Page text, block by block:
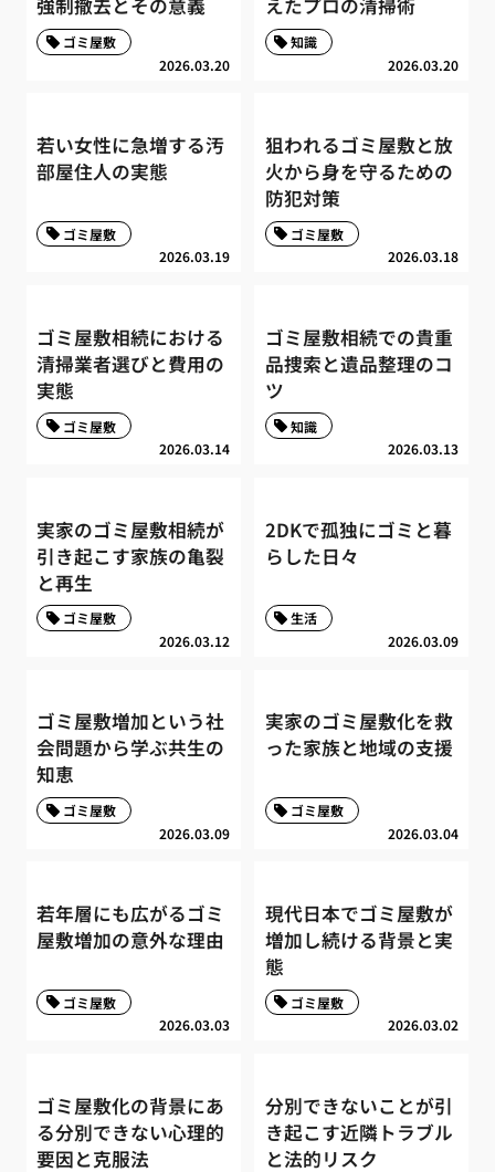
強制撤去とその意義
2026.03.20
ゴミ屋敷
えたプロの清掃術
2026.03.20
知識
若い女性に急増する汚
部屋住人の実態
2026.03.19
ゴミ屋敷
狙われるゴミ屋敷と放
火から身を守るための
防犯対策
2026.03.18
ゴミ屋敷
ゴミ屋敷相続における
清掃業者選びと費用の
実態
2026.03.14
ゴミ屋敷
ゴミ屋敷相続での貴重
品捜索と遺品整理のコ
ツ
2026.03.13
知識
実家のゴミ屋敷相続が
引き起こす家族の亀裂
と再生
2026.03.12
ゴミ屋敷
2DKで孤独にゴミと暮
らした日々
2026.03.09
生活
ゴミ屋敷増加という社
会問題から学ぶ共生の
知恵
2026.03.09
ゴミ屋敷
実家のゴミ屋敷化を救
った家族と地域の支援
2026.03.04
ゴミ屋敷
若年層にも広がるゴミ
屋敷増加の意外な理由
2026.03.03
ゴミ屋敷
現代日本でゴミ屋敷が
増加し続ける背景と実
態
2026.03.02
ゴミ屋敷
ゴミ屋敷化の背景にあ
る分別できない心理的
要因と克服法
分別できないことが引
き起こす近隣トラブル
と法的リスク